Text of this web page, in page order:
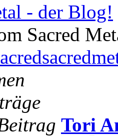
- der Blog!
Sacred
Tori